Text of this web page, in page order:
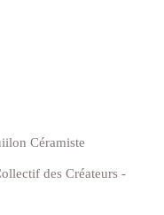
Céramiste
des Créateurs -